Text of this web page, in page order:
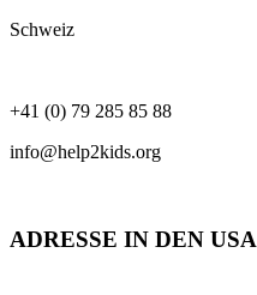
Schweiz
+41 (0) 79 285 85 88
info@help2kids.org
ADRESSE IN DEN USA